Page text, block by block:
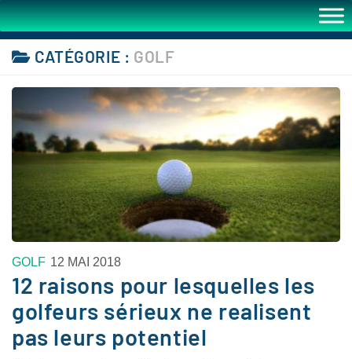
CATÉGORIE : GOLF
GOLF 12 MAI 2018
12 raisons pour lesquelles les
golfeurs sérieux ne realisent
pas leurs potentiel